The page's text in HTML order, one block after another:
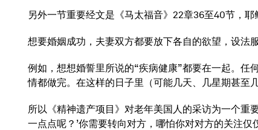
另外一节重要经文是《马太福音》22章36至40节，
想要婚姻成功，夫妻双方都要放下各自的欲望，设法服
例如，想想婚誓里所说的“疾病健康”都要在一起。
情都做完。在这样的日子里（可能几天、几星期甚至
所以《精神遗产项目》对老年美国人的采访为一个重
一点点呢？’你需要转向对方，哪怕你对对方的关注